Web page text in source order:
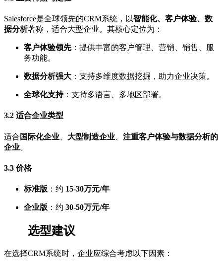
Salesforce是全球领先的CRM系统，以智能化、客户体验、数
据分析著称，适合大型企业。其核心定位为：
客户体验领先：提供丰富的客户管理、营销、销售、服
务功能。
数据分析强大 ：支持多维度数据挖掘，助力企业决策。
全球化支持：支持多语言、多地区部署。
3.2 适合企业类型
适合 国际化企业 大型制造企业
注重客户体验与数据分析的
企业。
3.3 价格
标准版 ：约 15-30万元/年
企业版 ：约 30-50万元/年
选型建议
在选择CRM系统时，企业应综合考虑以下因素：